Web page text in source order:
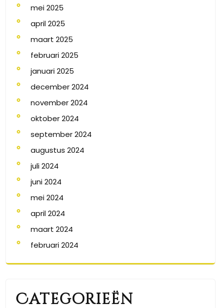
mei 2025
april 2025
maart 2025
februari 2025
januari 2025
december 2024
november 2024
oktober 2024
september 2024
augustus 2024
juli 2024
juni 2024
mei 2024
april 2024
maart 2024
februari 2024
Categorieën